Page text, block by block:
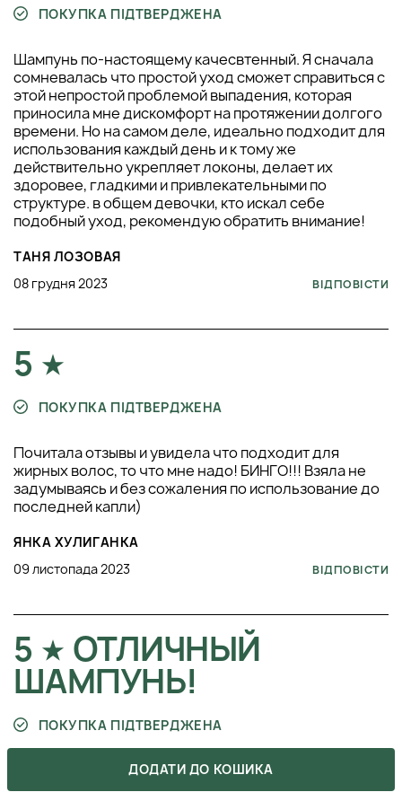
ПОКУПКА ПІДТВЕРДЖЕНА
Шампунь по-настоящему качесвтенный. Я сначала
сомневалась что простой уход сможет справиться с
этой непростой проблемой выпадения, которая
приносила мне дискомфорт на протяжении долгого
времени. Но на самом деле, идеально подходит для
использования каждый день и к тому же
действительно укрепляет локоны, делает их
здоровее, гладкими и привлекательными по
структуре. в общем девочки, кто искал себе
подобный уход, рекомендую обратить внимание!
ТАНЯ ЛОЗОВАЯ
08 грудня 2023
ВІДПОВІСТИ
5
ПОКУПКА ПІДТВЕРДЖЕНА
Почитала отзывы и увидела что подходит для
жирных волос, то что мне надо! БИНГО!!! Взяла не
задумываясь и без сожаления по использование до
последней капли)
ЯНКА ХУЛИГАНКА
09 листопада 2023
ВІДПОВІСТИ
5 ОТЛИЧНЫЙ
ШАМПУНЬ!
ПОКУПКА ПІДТВЕРДЖЕНА
Пользуюсь этим шампунем а регулярной основе
уже около 3х месяцев! Отличное средство,
ДОДАТИ ДО КОШИКА